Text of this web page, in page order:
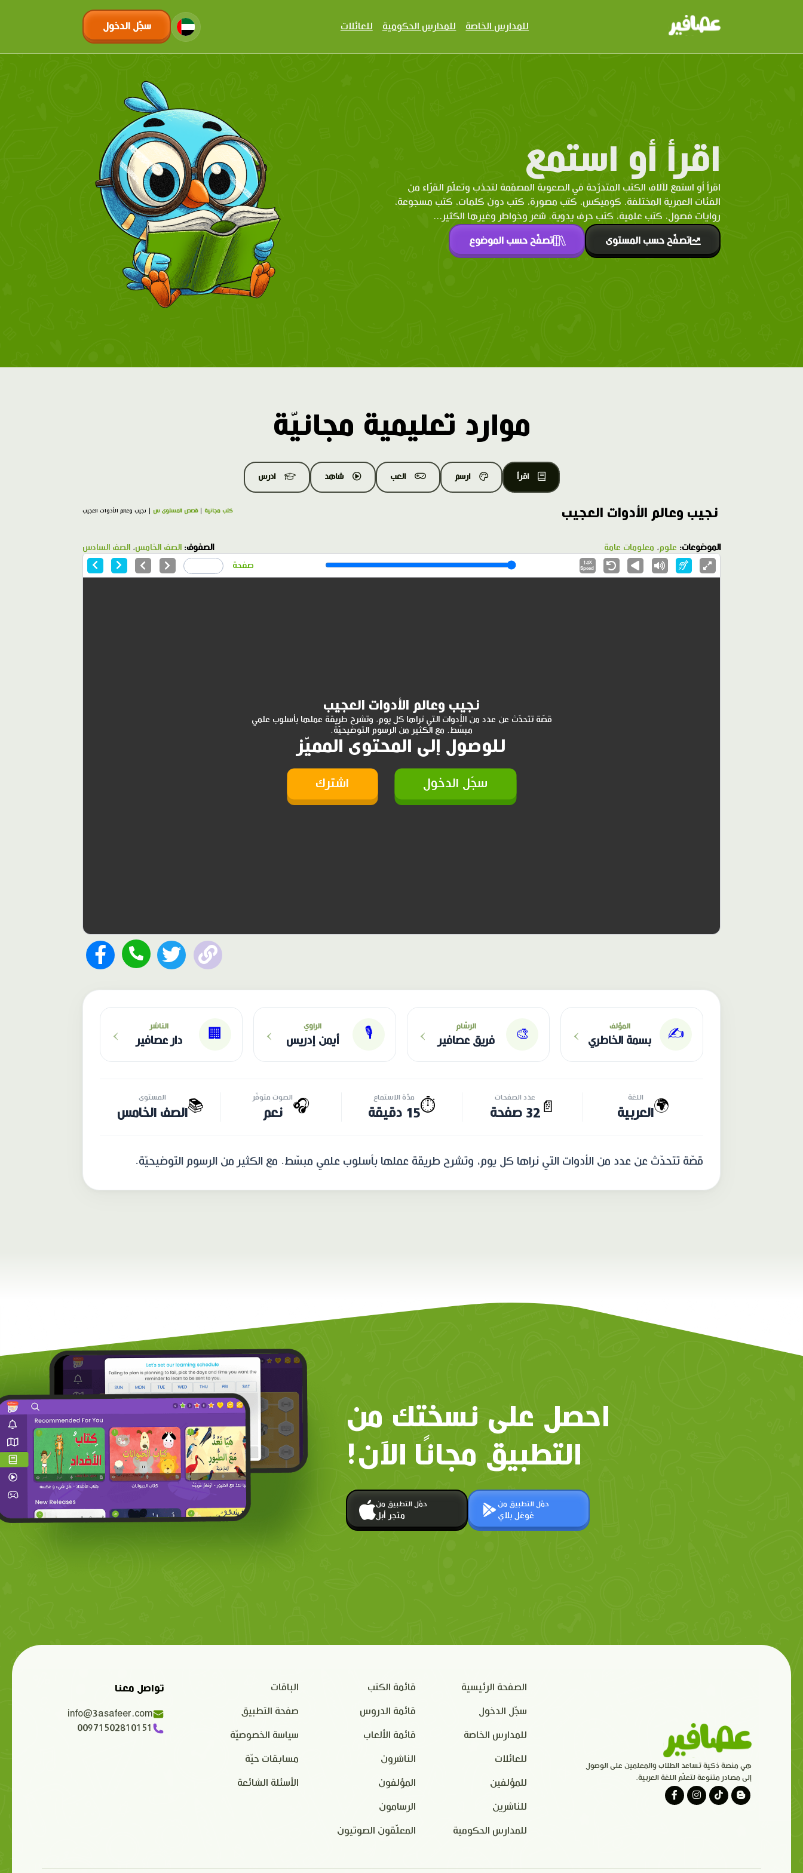
للمدارس الخاصة للمدارس الحكومية للعائلات سجّل الدخول
اقرأ أو استمع
اقرأ أو استمع لآلاف الكتب المتدرّحة في الصعوبة المصمّمة لتجذب وتعلّم القرّاء من
الفئات العمرية المختلفة. كوميكس، كتب مصورة، كتب دون كلمات، كتب مسجوعة،
روايات فصول، كتب علمية، كتب حرف يدوية، شعر وخواطر وغيرها الكثير...
تصفّح حسب المستوى تصفّح حسب الموضوع
موارد تعليمية مجانيّة
اقرأ ارسم العب شاهد ادرس
نجيب وعالم الأدوات العجيب كتب مجانية |قصص المستوى س | نجيب وعالم الأدوات العجيب
الموضوعات: علوم، معلومات عامة الصفوف: الصف الخامس، الصف السادس
1.0X
Speed
صفحة
نجيب وعالم الأدوات العجيب
قصّة تتحدّث عن عدد من الأدوات التي نراها كل يوم، وتشرح طريقة عملها بأسلوب علمي
مبسّط. مع الكثير من الرسوم التوضيحيّة.
للوصول إلى المحتوى المميّز
سجّل الدخول اشترك
✍️ المؤلف
بسمة الخاطري ›
🎨
الرسّام
فريق عصافير ›
🎙 الراوي
أيمن إدريس ›
🏢
الناشر
دار عصافير ›
🌍 اللغة
العربية 📄
عدد الصفحات
32 صفحة ⏱️ مدّة الاستماع
15 دقيقة 🎧الصوت متوفّر
نعم 📚 المستوى
الصف الخامس
قصّة تتحدّث عن عدد من الأدوات التي نراها كل يوم، وتشرح طريقة عملها بأسلوب علمي مبسّط. مع الكثير من الرسوم التوضيحيّة.
احصل على نسختك من
التطبيق مجانًا الآن!
حمّل التطبيق من
متجر أبل
حمّل التطبيق من
غوغل بلاي
هي منصة ذكية تساعد الطلاب والمعلمين على الوصول
إلى مصادر متنوعة لتعلّم اللغة العربية.
الصفحة الرئيسية
سجّل الدخول
للمدارس الخاصة
للعائلات
للمؤلفين
للناشرين
للمدارس الحكومية
قائمة الكتب
قائمة الدروس
قائمة الألعاب
الناشرون
المؤلفون
الرسامون
المعلّقون الصوتيون
الباقات
صفحة التطبيق
سياسة الخصوصيّة
مسابقات حيّة
الأسئلة الشائعة
تواصل معنا
info@3asafeer.com
00971502810151